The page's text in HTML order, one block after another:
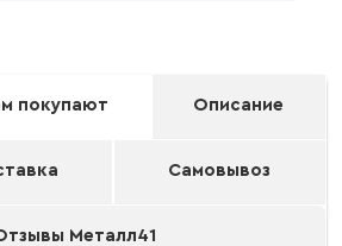
покупают Описание
Самовывоз
Металл41